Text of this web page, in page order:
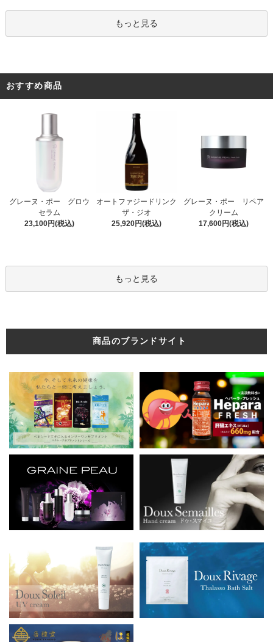
もっと見る
おすすめ商品
グレーヌ・ポー グロウ
セラム
23,100円(税込)
オートファジードリンク
ザ・ジオ
25,920円(税込)
グレーヌ・ポー リペア
クリーム
17,600円(税込)
もっと見る
商品のブランドサイト